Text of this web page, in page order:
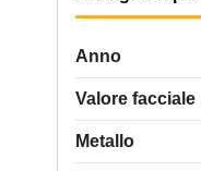
Anno
Valore facciale
Metallo